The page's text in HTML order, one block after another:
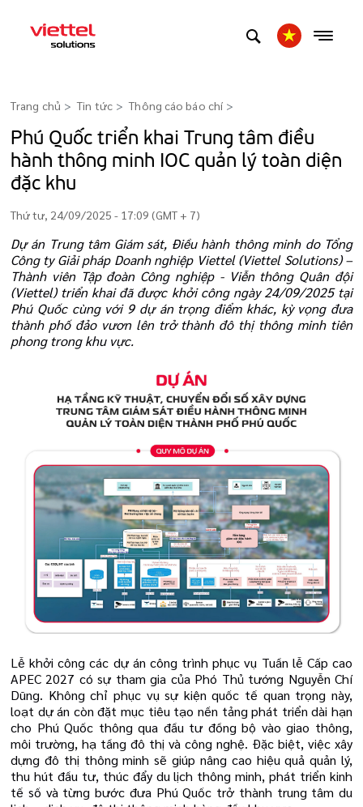
Trang chủ Tin tức Thông cáo báo chí >
Phú Quốc triển khai Trung tâm điều
hành thông minh IOC quản lý toàn diện
đặc khu
Thứ tư, 24/09/2025 - 17:09 (GMT + 7)
Dự án Trung tâm Giám sát, Điều hành thông minh do Tổng
Công ty Giải pháp Doanh nghiệp Viettel (Viettel Solutions) –
Thành viên Tập đoàn Công nghiệp - Viễn thông Quân đội
(Viettel) triển khai đã được khởi công ngày 24/09/2025 tại
Phú Quốc cùng với 9 dự án trọng điểm khác, kỳ vọng đưa
thành phố đảo vươn lên trở thành đô thị thông minh tiên
phong trong khu vực.
Lễ khởi công các dự án công trình phục vụ Tuần lễ Cấp cao
APEC 2027 có sự tham gia của Phó Thủ tướng Nguyễn Chí
Dũng. Không chỉ phục vụ sự kiện quốc tế quan trọng này,
loạt dự án còn đặt mục tiêu tạo nền tảng phát triển dài hạn
cho Phú Quốc thông qua đầu tư đồng bộ vào giao thông,
môi trường, hạ tầng đô thị và công nghệ. Đặc biệt, việc xây
dựng đô thị thông minh sẽ giúp nâng cao hiệu quả quản lý,
thu hút đầu tư, thúc đẩy du lịch thông minh, phát triển kinh
tế số và từng bước đưa Phú Quốc trở thành trung tâm du